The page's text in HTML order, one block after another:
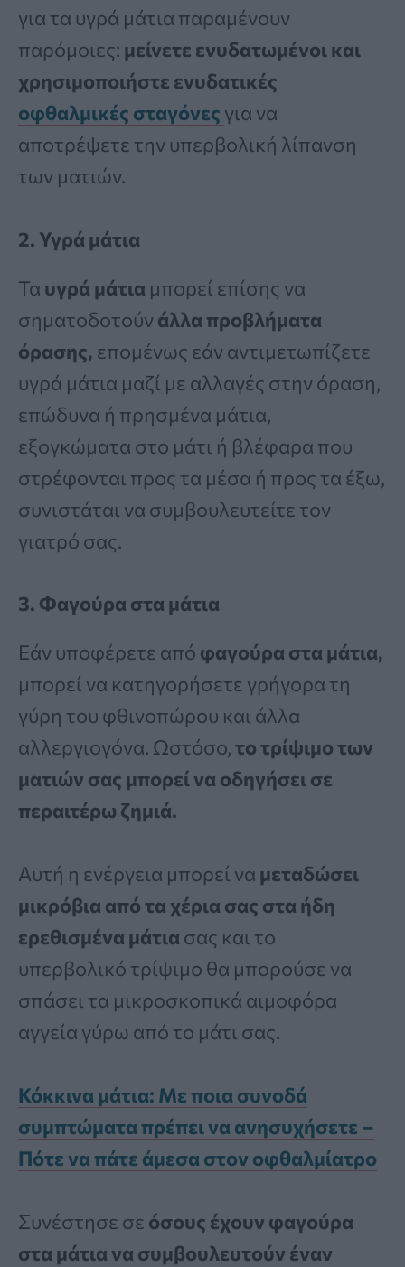
για τα υγρά μάτια παραμένουν
παρόμοιες: μείνετε ενυδατωμένοι και
χρησιμοποιήστε ενυδατικές
οφθαλμικές σταγόνες για να
αποτρέψετε την υπερβολική λίπανση
των ματιών.
2. Υγρά μάτια
Τα υγρά μάτια μπορεί επίσης να
σηματοδοτούν άλλα προβλήματα
όρασης, επομένως εάν αντιμετωπίζετε
υγρά μάτια μαζί με αλλαγές στην όραση,
επώδυνα ή πρησμένα μάτια,
εξογκώματα στο μάτι ή βλέφαρα που
στρέφονται προς τα μέσα ή προς τα έξω,
συνιστάται να συμβουλευτείτε τον
γιατρό σας.
3. Φαγούρα στα μάτια
Εάν υποφέρετε από φαγούρα στα μάτια,
μπορεί να κατηγορήσετε γρήγορα τη
γύρη του φθινοπώρου και άλλα
αλλεργιογόνα. Ωστόσο,το τρίψιμο των
ματιών σας μπορεί να οδηγήσει σε
περαιτέρω ζημιά.
Αυτή η ενέργεια μπορεί να μεταδώσει
μικρόβια από τα χέρια σας στα ήδη
ερεθισμένα μάτια σας και το
υπερβολικό τρίψιμο θα μπορούσε να
σπάσει τα μικροσκοπικά αιμοφόρα
αγγεία γύρω από το μάτι σας.
Κόκκινα μάτια: Με ποια συνοδά
συμπτώματα πρέπει να ανησυχήσετε –
Πότε να πάτε άμεσα στον οφθαλμίατρο
Συνέστησε σε όσους έχουν φαγούρα
στα μάτια να συμβουλευτούν έναν